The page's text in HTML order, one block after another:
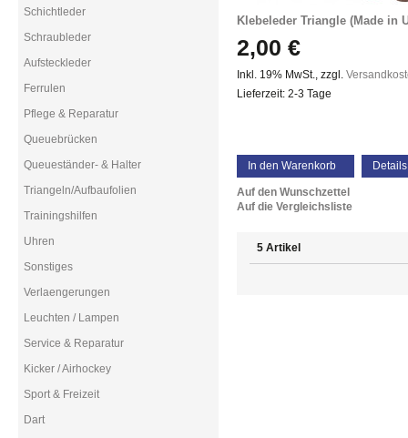
Klebeleder Triangle (Made in
2,00 €
Inkl. 19% MwSt., zzgl.
Lieferzeit: 2-3 Tage
In den Warenkorb Details
Auf den Wunschzettel
Auf die Vergleichsliste
5 Artikel
Schichtleder
Schraubleder
Aufsteckleder
Ferrulen
Pflege & Reparatur
Queuebrücken
Queueständer- & Halter
Triangeln/Aufbaufolien
Trainingshilfen
Uhren
Sonstiges
Verlaengerungen
Leuchten / Lampen
Service & Reparatur
Kicker / Airhockey
Sport & Freizeit
Dart